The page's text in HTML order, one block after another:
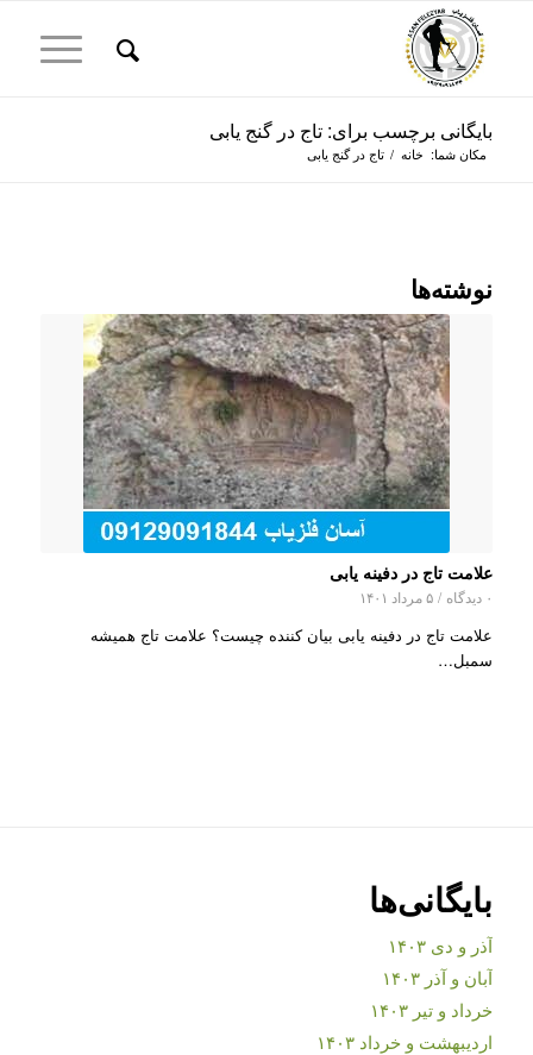
بایگانی برچسب برای: تاج در گنج یابی
مکان شما: خانه / تاج در گنج یابی
نوشته‌ها
علامت تاج در دفینه یابی
۰ دیدگاه / ۵ مرداد ۱۴۰۱
علامت تاج در دفینه یابی بیان کننده چیست؟ علامت تاج همیشه
سمبل…
بایگانی‌ها
آذر و دی ۱۴۰۳
آبان و آذر ۱۴۰۳
خرداد و تیر ۱۴۰۳
اردیبهشت و خرداد ۱۴۰۳